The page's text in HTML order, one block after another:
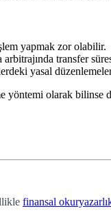
yapmak zor olabilir.
transfer
yasal
olarak bilinse
finansal